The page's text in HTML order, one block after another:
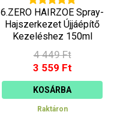
6.ZERO HAIRZOE Spray-
Hajszerkezet Újjáépítő
Kezeléshez 150ml
4 449 Ft
3 559 Ft
KOSÁRBA
Raktáron